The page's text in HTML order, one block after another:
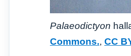
Palaeodictyon
Commons., CC